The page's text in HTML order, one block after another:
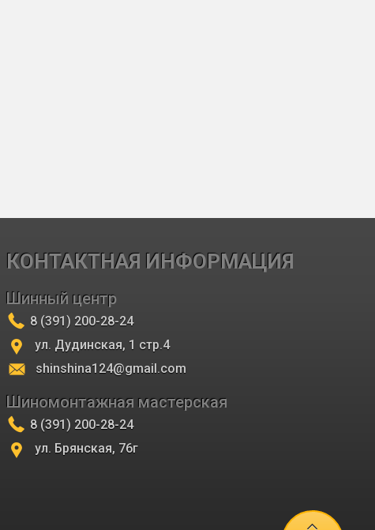
КОНТАКТНАЯ ИНФОРМАЦИЯ
Шинный центр
8 (391) 200-28-24
ул. Дудинская, 1 стр.4
shinshina124@gmail.com
Шиномонтажная мастерская
8 (391) 200-28-24
ул. Брянская, 76г